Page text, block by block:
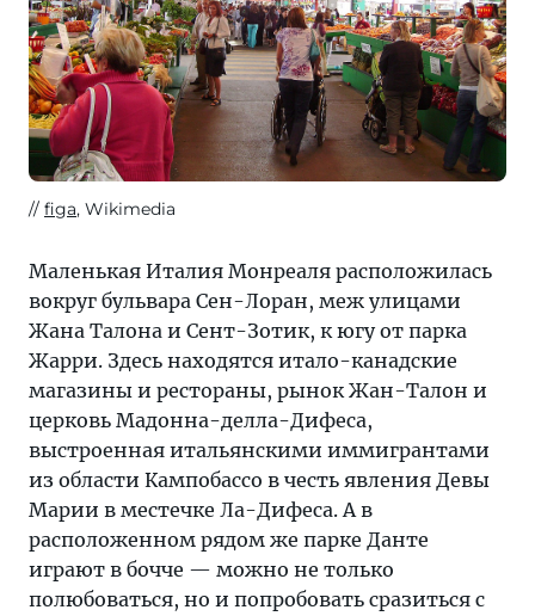
figa, Wikimedia
Маленькая Италия Монреаля расположилась
вокруг бульвара Сен-Лоран, меж улицами
Жана Талона и Сент-Зотик, к югу от парка
Жарри. Здесь находятся итало-канадские
магазины и рестораны, рынок Жан-Талон и
церковь Мадонна-делла-Дифеса,
выстроенная итальянскими иммигрантами
из области Кампобассо в честь явления Девы
Марии в местечке Ла-Дифеса. А в
расположенном рядом же парке Данте
играют в бочче — можно не только
полюбоваться, но и попробовать сразиться с